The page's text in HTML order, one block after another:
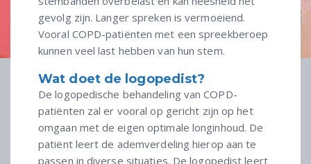
gevolg zijn. Langer spreken is vermoeiend.
Vooral COPD-patiënten met een spreekberoep
kunnen veel last hebben van hun stem.
Wat doet de logopedist?
De logopedische behandeling van COPD-
patiënten zal er vooral op gericht zijn op het
omgaan met de eigen optimale longinhoud. De
patiënt leert de ademverdeling hierop aan te
passen in diverse situaties. De logopedist leert